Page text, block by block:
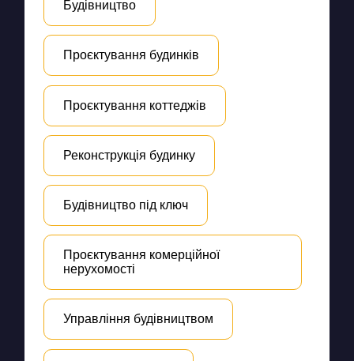
Будівництво
Проєктування будинків
Проєктування коттеджів
Реконструкція будинку
Будівництво під ключ
Проєктування комерційної
нерухомості
Управління будівництвом